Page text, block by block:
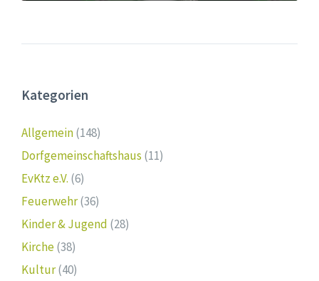
Kategorien
Allgemein(148)
Dorfgemeinschaftshaus (11)
EvKtz e.V. (6)
Feuerwehr(36)
Kinder & Jugend (28)
Kirche(38)
Kultur(40)